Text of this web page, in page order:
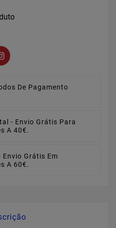
De Pagamento
- Envio Grátis Para
A 40€.
Envio Grátis Em
A 60€.